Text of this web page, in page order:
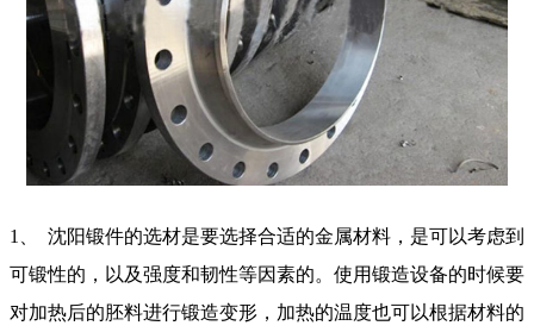
1、
沈阳锻件的选材是要选择合适的金属材料，是可以考虑到
可锻性的，以及强度和韧性等因素的。使用锻造设备的时候要
对加热后的胚料进行锻造变形，加热的温度也可以根据材料的